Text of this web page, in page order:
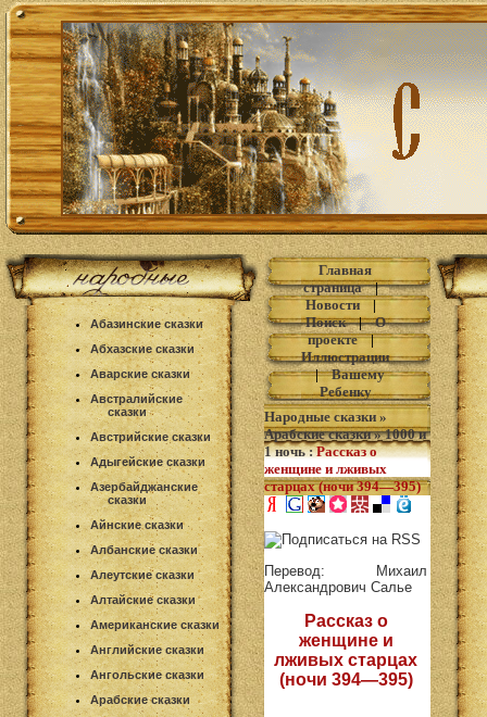
Абазинские сказки
Абхазские сказки
Аварские сказки
Австралийские
сказки
Австрийские сказки
Адыгейские сказки
Азербайджанские
сказки
Айнские сказки
Албанские сказки
Алеутские сказки
Алтайские сказки
Американские сказки
Английские сказки
Ангольские сказки
Арабские сказки
Главная
страница|
Новости|
Поиск|О
проекте|
Иллюстрации
|Вашему
Ребенку
Народные сказки »
Арабские сказки»1000 и
1 ночь: Рассказ о
женщине и лживых
старцах (ночи 394—395)
Перевод: Михаил
Александрович Салье
Рассказ о
женщине и
лживых старцах
(ночи 394—395)